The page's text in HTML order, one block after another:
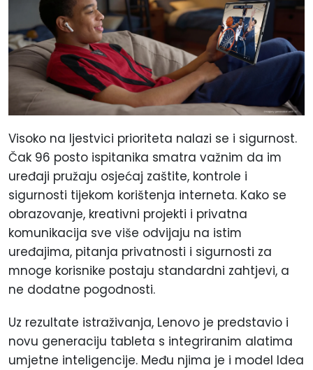
Visoko na ljestvici prioriteta nalazi se i sigurnost.
Čak 96 posto ispitanika smatra važnim da im
uređaji pružaju osjećaj zaštite, kontrole i
sigurnosti tijekom korištenja interneta. Kako se
obrazovanje, kreativni projekti i privatna
komunikacija sve više odvijaju na istim
uređajima, pitanja privatnosti i sigurnosti za
mnoge korisnike postaju standardni zahtjevi, a
ne dodatne pogodnosti.
Uz rezultate istraživanja, Lenovo je predstavio i
novu generaciju tableta s integriranim alatima
umjetne inteligencije. Među njima je i model Idea